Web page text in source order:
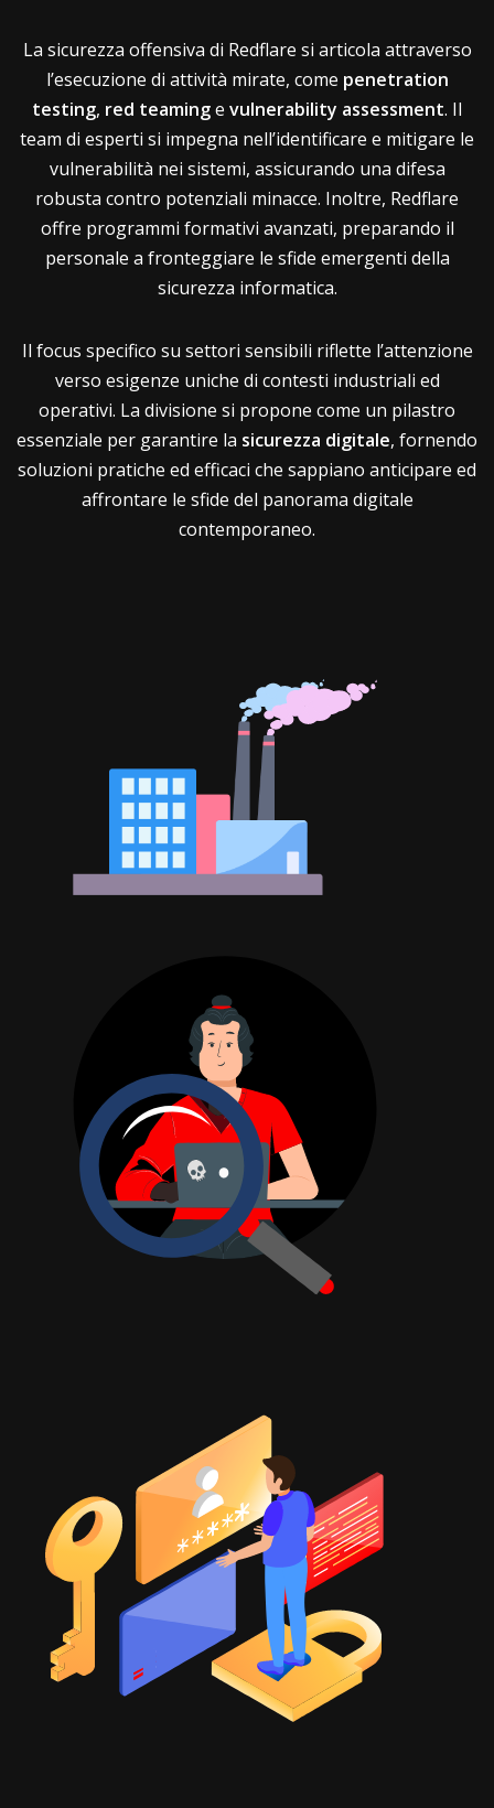
La sicurezza offensiva di Redflare si articola attraverso
l’esecuzione di attività mirate, come penetration
testing, red teaminge vulnerability assessment. Il
team di esperti si impegna nell’identificare e mitigare le
vulnerabilità nei sistemi, assicurando una difesa
robusta contro potenziali minacce. Inoltre, Redflare
offre programmi formativi avanzati, preparando il
personale a fronteggiare le sfide emergenti della
sicurezza informatica.
Il focus specifico su settori sensibili riflette l’attenzione
verso esigenze uniche di contesti industriali ed
operativi. La divisione si propone come un pilastro
essenziale per garantire la sicurezza digitale, fornendo
soluzioni pratiche ed efficaci che sappiano anticipare ed
affrontare le sfide del panorama digitale
contemporaneo.